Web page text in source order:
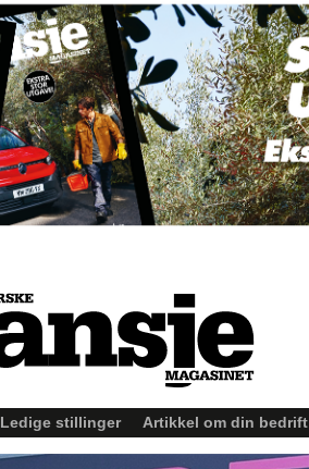
Ledige stillinger Artikkel om din bedrift